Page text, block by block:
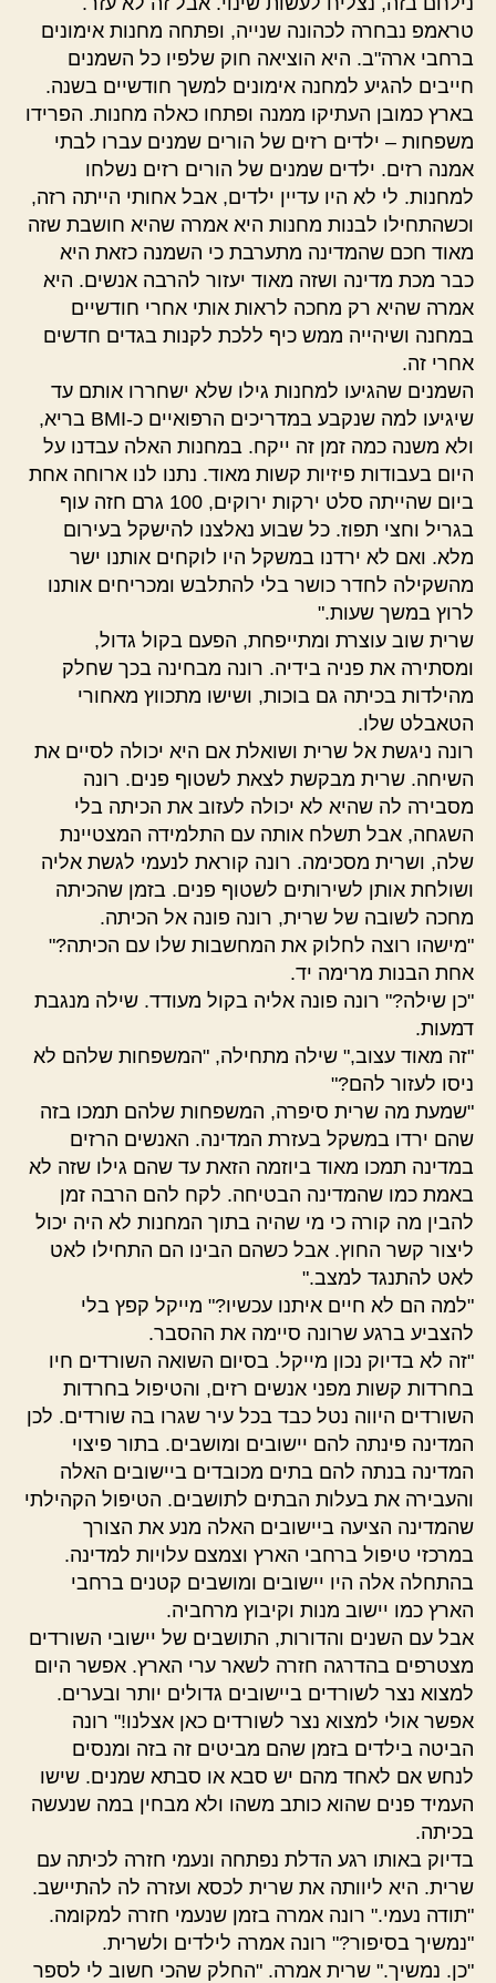
טראמפ נבחרה לכהונה שנייה, ופתחה מחנות אימונים
ברחבי ארה"ב. היא הוציאה חוק שלפיו כל השמנים
חייבים להגיע למחנה אימונים למשך חודשיים בשנה.
בארץ כמובן העתיקו ממנה ופתחו כאלה מחנות. הפרידו
משפחות – ילדים רזים של הורים שמנים עברו לבתי
אמנה רזים. ילדים שמנים של הורים רזים נשלחו
למחנות. לי לא היו עדיין ילדים, אבל אחותי הייתה רזה,
וכשהתחילו לבנות מחנות היא אמרה שהיא חושבת שזה
מאוד חכם שהמדינה מתערבת כי השמנה כזאת היא
כבר מכת מדינה ושזה מאוד יעזור להרבה אנשים. היא
אמרה שהיא רק מחכה לראות אותי אחרי חודשיים
במחנה ושיהייה ממש כיף ללכת לקנות בגדים חדשים
אחרי זה.
השמנים שהגיעו למחנות גילו שלא ישחררו אותם עד
שיגיעו למה שנקבע במדריכים הרפואיים כ-BMI בריא,
ולא משנה כמה זמן זה ייקח. במחנות האלה עבדנו על
היום בעבודות פיזיות קשות מאוד. נתנו לנו ארוחה אחת
ביום שהייתה סלט ירקות ירוקים, 100 גרם חזה עוף
בגריל וחצי תפוז. כל שבוע נאלצנו להישקל בעירום
מלא. ואם לא ירדנו במשקל היו לוקחים אותנו ישר
מהשקילה לחדר כושר בלי להתלבש ומכריחים אותנו
לרוץ במשך שעות."
שרית שוב עוצרת ומתייפחת, הפעם בקול גדול,
ומסתירה את פניה בידיה. רונה מבחינה בכך שחלק
מהילדות בכיתה גם בוכות, ושישו מתכווץ מאחורי
הטאבלט שלו.
רונה ניגשת אל שרית ושואלת אם היא יכולה לסיים את
השיחה. שרית מבקשת לצאת לשטוף פנים. רונה
מסבירה לה שהיא לא יכולה לעזוב את הכיתה בלי
השגחה, אבל תשלח אותה עם התלמידה המצטיינת
שלה, ושרית מסכימה. רונה קוראת לנעמי לגשת אליה
ושולחת אותן לשירותים לשטוף פנים. בזמן שהכיתה
מחכה לשובה של שרית, רונה פונה אל הכיתה.
"מישהו רוצה לחלוק את המחשבות שלו עם הכיתה?"
אחת הבנות מרימה יד.
"כן שילה?" רונה פונה אליה בקול מעודד. שילה מנגבת
דמעות.
"זה מאוד עצוב," שילה מתחילה, "המשפחות שלהם לא
ניסו לעזור להם?"
"שמעת מה שרית סיפרה, המשפחות שלהם תמכו בזה
שהם ירדו במשקל בעזרת המדינה. האנשים הרזים
במדינה תמכו מאוד ביוזמה הזאת עד שהם גילו שזה לא
באמת כמו שהמדינה הבטיחה. לקח להם הרבה זמן
להבין מה קורה כי מי שהיה בתוך המחנות לא היה יכול
ליצור קשר החוץ. אבל כשהם הבינו הם התחילו לאט
לאט להתנגד למצב."
"למה הם לא חיים איתנו עכשיו?" מייקל קפץ בלי
להצביע ברגע שרונה סיימה את ההסבר.
"זה לא בדיוק נכון מייקל. בסיום השואה השורדים חיו
בחרדות קשות מפני אנשים רזים, והטיפול בחרדות
השורדים היווה נטל כבד בכל עיר שגרו בה שורדים. לכן
המדינה פינתה להם יישובים ומושבים. בתור פיצוי
המדינה בנתה להם בתים מכובדים ביישובים האלה
והעבירה את בעלות הבתים לתושבים. הטיפול הקהילתי
שהמדינה הציעה ביישובים האלה מנע את הצורך
במרכזי טיפול ברחבי הארץ וצמצם עלויות למדינה.
בהתחלה אלה היו יישובים ומושבים קטנים ברחבי
הארץ כמו יישוב מנות וקיבוץ מרחביה.
אבל עם השנים והדורות, התושבים של יישובי השורדים
מצטרפים בהדרגה חזרה לשאר ערי הארץ. אפשר היום
למצוא נצר לשורדים ביישובים גדולים יותר ובערים.
אפשר אולי למצוא נצר לשורדים כאן אצלנו!" רונה
הביטה בילדים בזמן שהם מביטים זה בזה ומנסים
לנחש אם לאחד מהם יש סבא או סבתא שמנים. שישו
העמיד פנים שהוא כותב משהו ולא מבחין במה שנעשה
בכיתה.
בדיוק באותו רגע הדלת נפתחה ונעמי חזרה לכיתה עם
שרית. היא ליוותה את שרית לכסא ועזרה לה להתיישב.
"תודה נעמי." רונה אמרה בזמן שנעמי חזרה למקומה.
"נמשיך בסיפור?" רונה אמרה לילדים ולשרית.
"כן. נמשיך." שרית אמרה. "החלק שהכי חשוב לי לספר